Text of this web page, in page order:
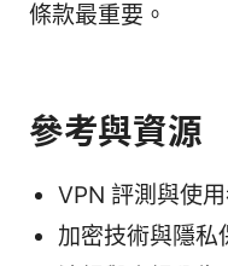
條款最重要。
參考與資源
VPN 評測與使
加密技術與隱私